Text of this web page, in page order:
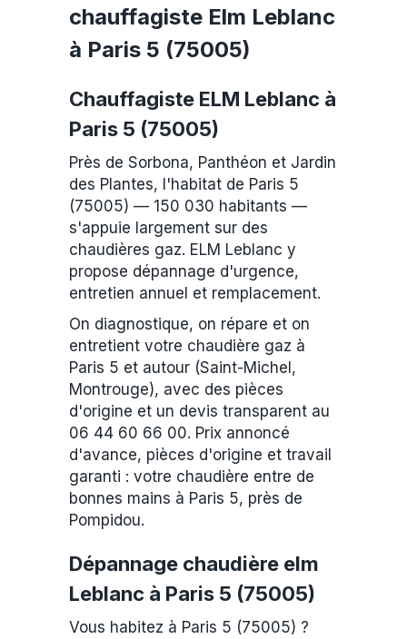
chauffagiste Elm Leblanc
à Paris 5 (75005)
Chauffagiste ELM Leblanc à
Paris 5 (75005)
Près de Sorbona, Panthéon et Jardin
des Plantes, l'habitat de Paris 5
(75005) — 150 030 habitants —
s'appuie largement sur des
chaudières gaz. ELM Leblanc y
propose dépannage d'urgence,
entretien annuel et remplacement.
On diagnostique, on répare et on
entretient votre chaudière gaz à
Paris 5 et autour (Saint-Michel,
Montrouge), avec des pièces
d'origine et un devis transparent au
06 44 60 66 00. Prix annoncé
d'avance, pièces d'origine et travail
garanti : votre chaudière entre de
bonnes mains à Paris 5, près de
Pompidou.
Dépannage chaudière elm
Leblanc à Paris 5 (75005)
Vous habitez à Paris 5 (75005) ?